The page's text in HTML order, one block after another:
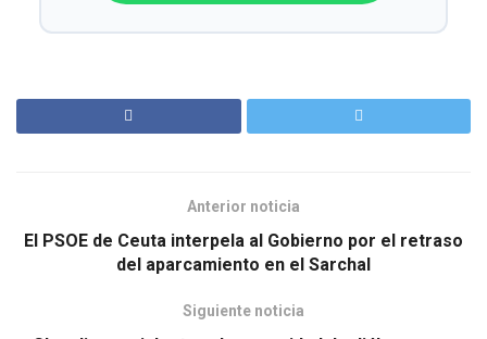
Anterior noticia
El PSOE de Ceuta interpela al Gobierno por el retraso
del aparcamiento en el Sarchal
Siguiente noticia